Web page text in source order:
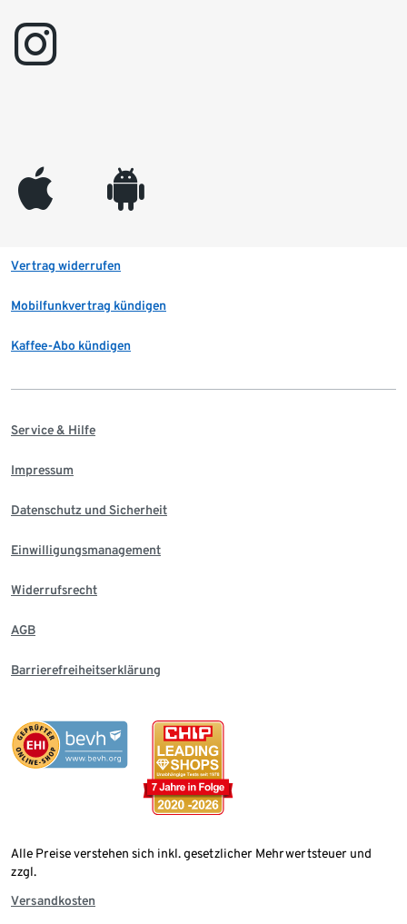
instagram
appleinc android
Vertrag widerrufen
Mobilfunkvertrag kündigen
Kaffee-Abo kündigen
Service & Hilfe
Impressum
Datenschutz und Sicherheit
Einwilligungsmanagement
Widerrufsrecht
AGB
Barrierefreiheitserklärung
Alle Preise verstehen sich inkl. gesetzlicher Mehrwertsteuer und
zzgl.
Versandkosten